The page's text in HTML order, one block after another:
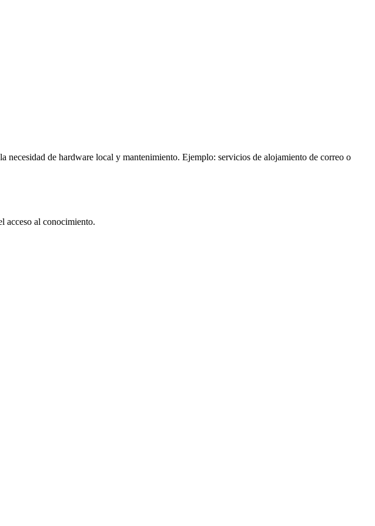
necesidad de hardware local y mantenimiento. Ejemplo: servicios de alojamiento de correo o
acceso al conocimiento.